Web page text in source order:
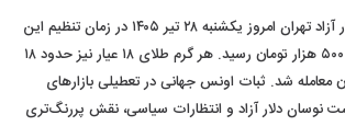
قیمت سکه امامی در بازار آزاد تهران امروز یکشنبه ۲۸ تیر ۱۴۰۵ در زمان تنظیم این
گزارش به ۱۸۹ میلیون و ۵۰۰ هزار تومان رسید. هر گرم طلای ۱۸ عیار نیز حدود ۱۸
هزار تومان معامله شد. ثبات اونس جهانی در تعطیلی بازارهای
نوسان دلار آزاد و انتظارات سیاسی، نقش پررنگ‌تری